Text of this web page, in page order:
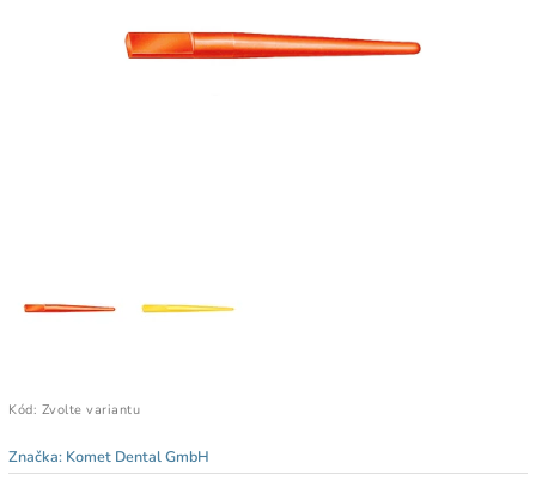
Kód: Zvolte variantu
Značka: Komet Dental GmbH